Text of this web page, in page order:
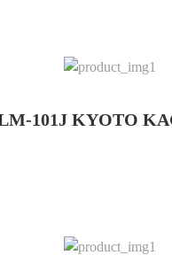
101J KYOTO